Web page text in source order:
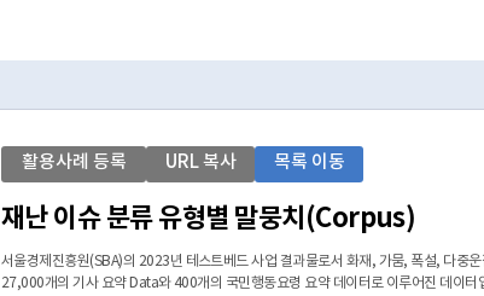
활용사례 등록 URL 복사 목록 이동
재난 이슈 분류 유형별 말뭉치(Corpus)
서울경제진흥원(SBA)의 2023년 테스트베드 사업 결과물로서 화재, 가뭄, 폭설, 다중
27,000개의 기사 요약 Data와 400개의 국민행동요령 요약 데이터로 이루어진 데이터